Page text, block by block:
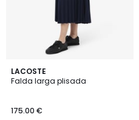
LACOSTE
Falda larga plisada
175.00 €
4
/
2
Colores